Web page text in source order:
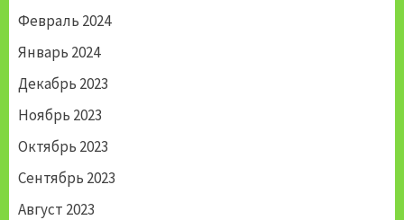
Февраль 2024
Январь 2024
Декабрь 2023
Ноябрь 2023
Октябрь 2023
Сентябрь 2023
Август 2023